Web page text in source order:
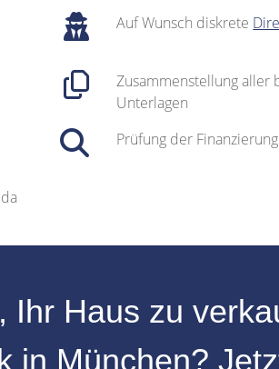
Auf Wunsch diskrete
Zusammenstellung aller
Unterlagen
Prüfung der
Ihr Haus zu
in München?